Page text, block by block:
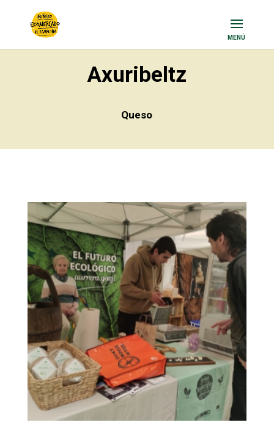
Axuribeltz
Queso